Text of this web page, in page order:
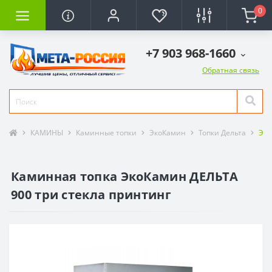
0
+7 903 968-1660
Обратная связь
КАМИНЫ Каминные топки ЭкоКамин Топки Дельта
Каминная топка ЭкоКамин ДЕЛЬТА
900 три стекла принтинг